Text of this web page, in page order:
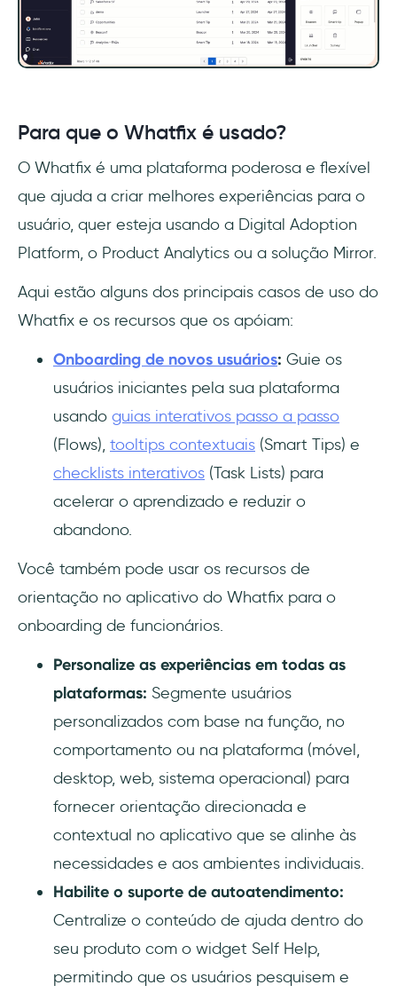
Para que o Whatfix é usado?
O Whatfix é uma plataforma poderosa e flexível
que ajuda a criar melhores experiências para o
usuário, quer esteja usando a Digital Adoption
Platform, o Product Analytics ou a solução Mirror.
Aqui estão alguns dos principais casos de uso do
Whatfix e os recursos que os apóiam:
Onboarding de novos usuários: Guie os
usuários iniciantes pela sua plataforma
usando guias interativos passo a passo
(Flows), tooltips contextuais (Smart Tips) e
checklists interativos (Task Lists) para
acelerar o aprendizado e reduzir o
abandono.
Você também pode usar os recursos de
orientação no aplicativo do Whatfix para o
onboarding de funcionários.
Personalize as experiências em todas as
plataformas: Segmente usuários
personalizados com base na função, no
comportamento ou na plataforma (móvel,
desktop, web, sistema operacional) para
fornecer orientação direcionada e
contextual no aplicativo que se alinhe às
necessidades e aos ambientes individuais.
Habilite o suporte de autoatendimento:
Centralize o conteúdo de ajuda dentro do
seu produto com o widget Self Help,
permitindo que os usuários pesquisem e